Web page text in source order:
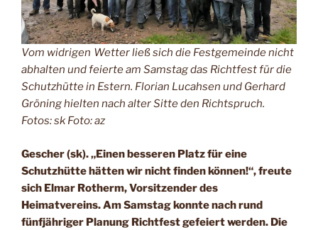
Vom widrigen Wetter ließ sich die Festgemeinde nicht
abhalten und feierte am Samstag das Richtfest für die
Schutzhütte in Estern. Florian Lucahsen und Gerhard
Gröning hielten nach alter Sitte den Richtspruch.
Fotos: sk Foto: az
Gescher (sk). „Einen besseren Platz für eine
Schutzhütte hätten wir nicht finden können!“, freute
sich Elmar Rotherm, Vorsitzender des
Heimatvereins. Am Samstag konnte nach rund
fünfjähriger Planung Richtfest gefeiert werden. Die